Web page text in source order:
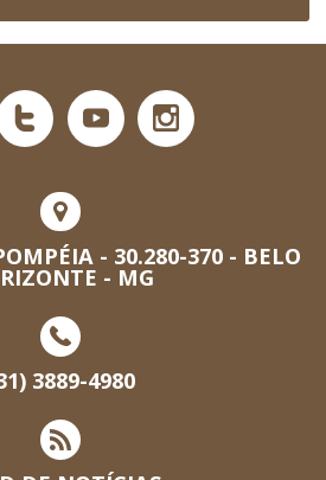
- 30.280-370 - BELO
- MG
3889-4980